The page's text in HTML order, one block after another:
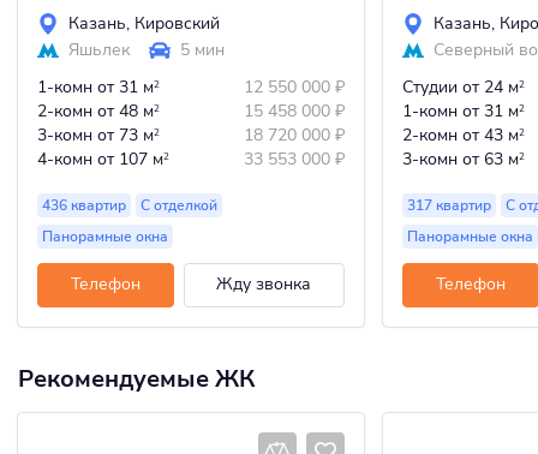
Казань, Кировский
Яшьлек
5 мин
1-комн от 31 м2 12 550 000 ₽
2-комн от 48 м2 15 458 000 ₽
3-комн от 73 м2 18 720 000 ₽
4-комн от 107 м2 33 553 000 ₽
436 квартир
С отделкой
Панорамные окна
Телефон Жду звонка
Казань,
Северный
Студии от 24 м2
1-комн от 31 м2
2-комн от 43 м2
3-комн от 63 м2
317 квартир
С
Панорамные окна
Телефон
Рекомендуемые ЖК